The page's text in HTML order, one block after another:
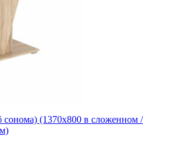
(1370х800 в сложенном /